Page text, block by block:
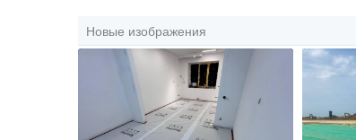
Новые изображения